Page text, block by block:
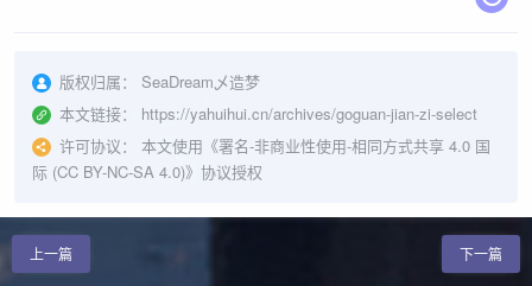
版权归属：
SeaDream乄造梦
本文链接：
https://yahuihui.cn/archives/goguan-jian-zi-select
许可协议：
本文使用《署名-非商业性使用-相同方式共享 4.0 国
际 (CC BY-NC-SA 4.0)》协议授权
上一篇 下一篇